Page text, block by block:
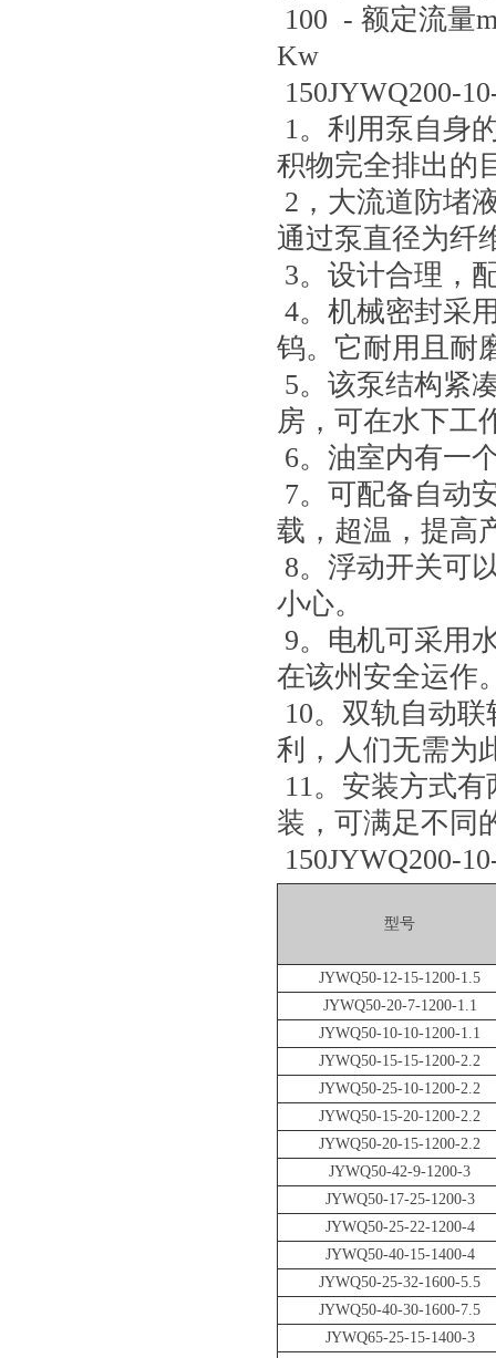
100 - 额定流量
Kw
150JYWQ200-
1。利用泵自身
积物完全排出的
2，大流道防堵
通过泵直径为纤
3。设计合理，
4。机械密封采
钨。它耐用且耐
5。该泵结构紧
房，可在水下工
6。油室内有一
7。可配备自动
载，超温，提高
8。浮动开关可
小心。
9。电机可采用
在该州安全运作
10。双轨自动
利，人们无需为
11。安装方式
装，可满足不同
150JYWQ200-
型号
JYWQ50-12-15-1200-1.5
JYWQ50-20-7-1200-1.1
JYWQ50-10-10-1200-1.1
JYWQ50-15-15-1200-2.2
JYWQ50-25-10-1200-2.2
JYWQ50-15-20-1200-2.2
JYWQ50-20-15-1200-2.2
JYWQ50-42-9-1200-3
JYWQ50-17-25-1200-3
JYWQ50-25-22-1200-4
JYWQ50-40-15-1400-4
JYWQ50-25-32-1600-5.5
JYWQ50-40-30-1600-7.5
JYWQ65-25-15-1400-3